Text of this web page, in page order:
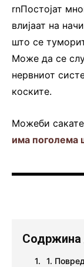
rnПостојат
влијаат на
што се
Може да се
нервниот
коските.
Можеби
има поголема
Содржина
1.